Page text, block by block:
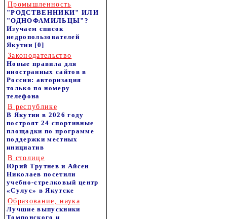
Промышленность
"РОДСТВЕННИКИ" ИЛИ
"ОДНОФАМИЛЬЦЫ"?
Изучаем список
недропользователей
Якутии [0]
Законодательство
Новые правила для
иностранных сайтов в
России: авторизация
только по номеру
телефона
В республике
В Якутии в 2026 году
построят 24 спортивные
площадки по программе
поддержки местных
инициатив
В столице
Юрий Трутнев и Айсен
Николаев посетили
учебно-стрелковый центр
«Сулус» в Якутске
Образование, наука
Лучшие выпускники
Томпонского и